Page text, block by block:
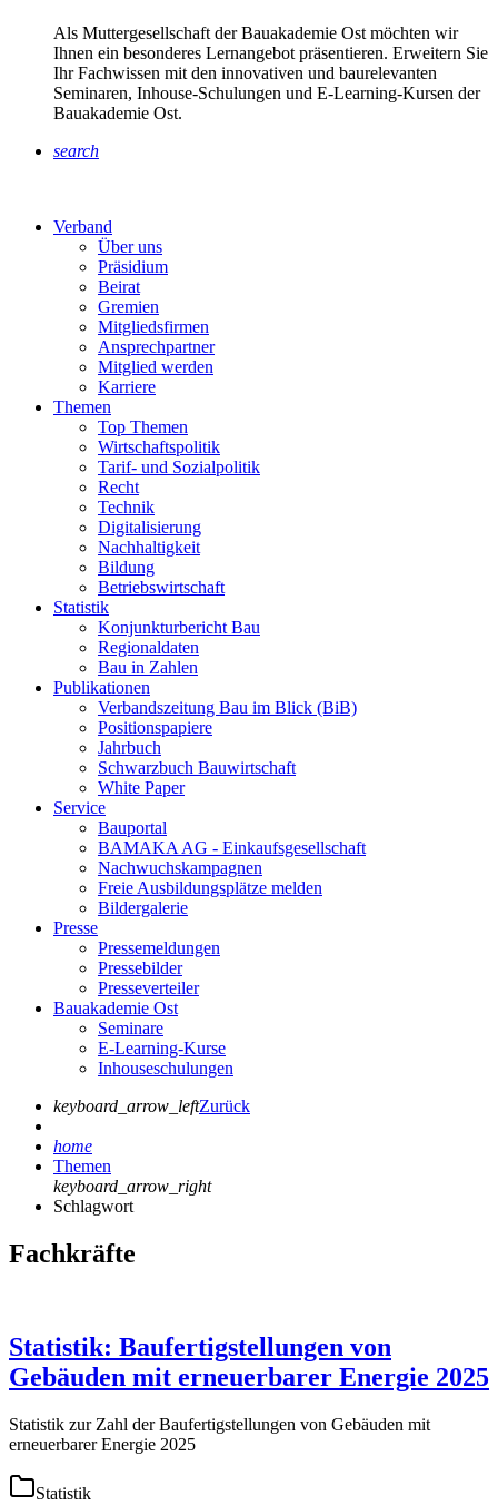
Als Muttergesellschaft der Bauakademie Ost möchten wir
Ihnen ein besonderes Lernangebot präsentieren. Erweitern Sie
Ihr Fachwissen mit den innovativen und baurelevanten
Seminaren, Inhouse-Schulungen und E-Learning-Kursen der
Bauakademie Ost.
search
Verband
Über uns
Präsidium
Beirat
Gremien
Mitgliedsfirmen
Ansprechpartner
Mitglied werden
Karriere
Themen
Top Themen
Wirtschaftspolitik
Tarif- und Sozialpolitik
Recht
Technik
Digitalisierung
Nachhaltigkeit
Bildung
Betriebswirtschaft
Statistik
Konjunkturbericht Bau
Regionaldaten
Bau in Zahlen
Publikationen
Verbandszeitung Bau im Blick (BiB)
Positionspapiere
Jahrbuch
Schwarzbuch Bauwirtschaft
White Paper
Service
Bauportal
BAMAKA AG - Einkaufsgesellschaft
Nachwuchskampagnen
Freie Ausbildungsplätze melden
Bildergalerie
Presse
Pressemeldungen
Pressebilder
Presseverteiler
Bauakademie Ost
Seminare
E-Learning-Kurse
Inhouseschulungen
keyboard_arrow_leftZurück
home
Themen
keyboard_arrow_right
Schlagwort
Fachkräfte
Statistik: Baufertigstellungen von
Gebäuden mit erneuerbarer Energie 2025
Statistik zur Zahl der Baufertigstellungen von Gebäuden mit
erneuerbarer Energie 2025
Statistik